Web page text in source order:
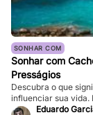
SONHAR COM
Sonhar com
Presságios
Descubra o que
influenciar sua vida.
Eduardo